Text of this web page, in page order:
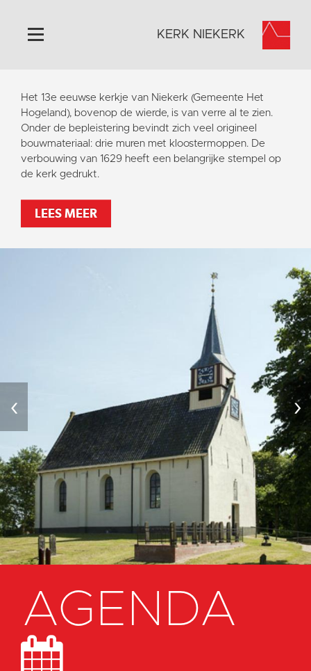
Home
Algemeen
Historie
Omgeving
Activiteiten
Steun ons
Contact
Vaktaal
KERK NIEKERK
Het 13e eeuwse kerkje van Niekerk (Gemeente Het
Hogeland), bovenop de wierde, is van verre al te zien.
Onder de bepleistering bevindt zich veel origineel
bouwmateriaal: drie muren met kloostermoppen. De
verbouwing van 1629 heeft een belangrijke stempel op
de kerk gedrukt.
LEES MEER
‹ ›
AGENDA